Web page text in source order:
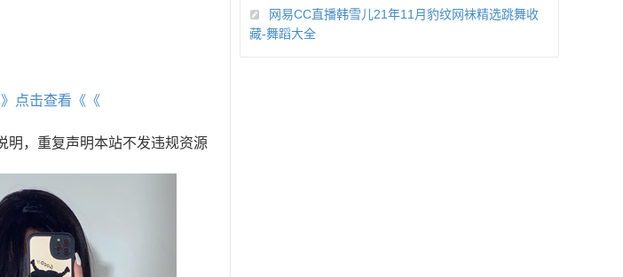
点击查看《《
明，重复声明本站不发违规资源
网易CC直播韩雪儿21年11月豹纹网袜精选跳舞收
藏-舞蹈大全